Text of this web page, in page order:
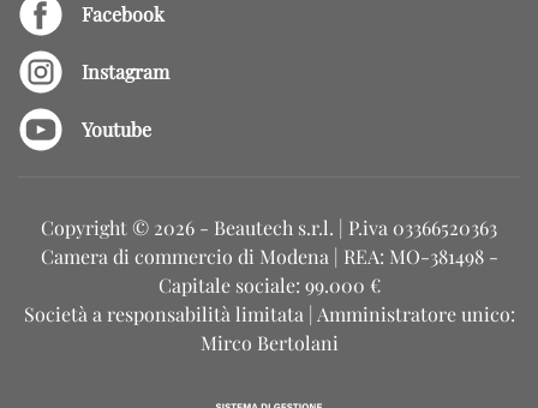
Facebook
Instagram
Youtube
Copyright © 2026 - Beautech s.r.l. | P.iva 03366520363
Camera di commercio di Modena | REA: MO-381498 -
Capitale sociale: 99.000 €
Società a responsabilità limitata | Amministratore unico:
Mirco Bertolani